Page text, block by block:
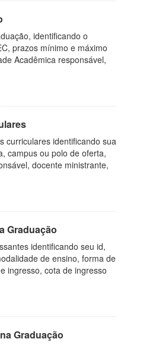
identificando o
prazos mínimo e máximo
Acadêmica responsável,
curriculares identificando sua
campus ou polo de oferta,
docente ministrante,
Graduação
identificando seu id,
de ensino, forma de
ingresso, cota de ingresso
Graduação